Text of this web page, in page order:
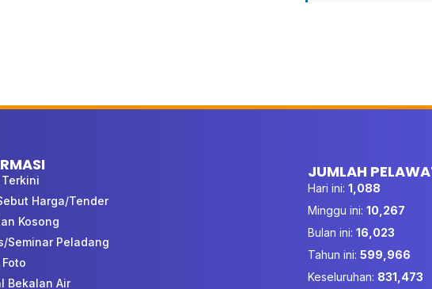
Harga/Tender
Kosong
Seminar Peladang
Bekalan Air
JUMLAH
Hari ini: 1,088
Minggu ini: 10,267
Bulan ini: 16,023
Tahun ini: 599,966
Keseluruhan: 831,473